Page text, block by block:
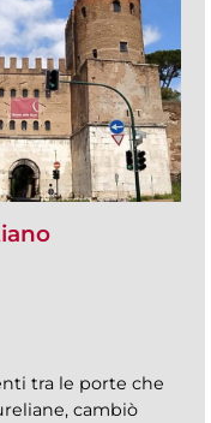
tra le porte che
cambiò